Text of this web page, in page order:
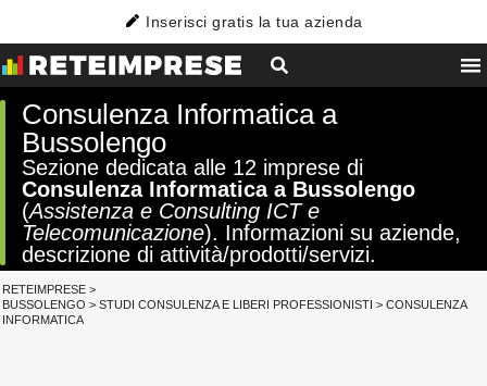
Inserisci gratis la tua azienda
Consulenza Informatica a
Bussolengo
Sezione dedicata alle 12 imprese di
Consulenza Informatica a Bussolengo
(Assistenza e Consulting ICT e
Telecomunicazione). Informazioni su aziende,
descrizione di attività/prodotti/servizi.
RETEIMPRESE >
BUSSOLENGO > STUDI CONSULENZA E LIBERI PROFESSIONISTI > CONSULENZA
INFORMATICA